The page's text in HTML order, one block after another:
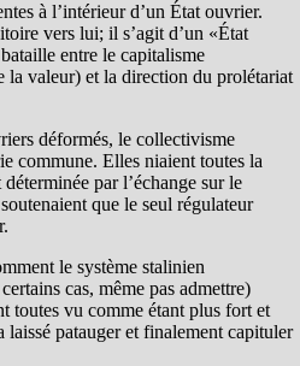
à l’intérieur d’un État ouvrier.
vers lui; il s’agit d’un «État
entre le capitalisme
la valeur) et la direction du prolétariat
déformés, le collectivisme
commune. Elles niaient toutes la
par l’échange sur le
que le seul régulateur
le système stalinien
cas, même pas admettre)
toutes vu comme étant plus fort et
patauger et finalement capituler